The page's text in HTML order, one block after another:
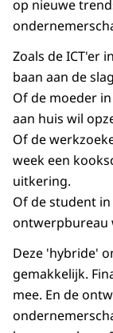
op nieuwe
Zoals de ICT'er
baan aan de
Of de moeder
aan huis wil
Of de
week een
uitkering.
Of de student
ontwerpbureau
Deze 'hybride'
gemakkelijk.
mee. En de